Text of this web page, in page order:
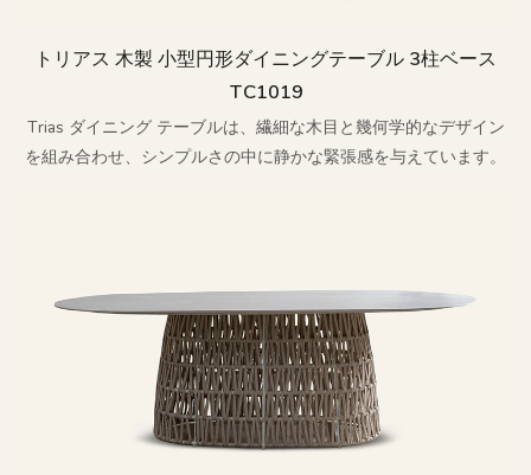
トリアス 木製 小型円形ダイニングテーブル 3柱ベース
TC1019
Trias ダイニング テーブルは、繊細な木目と幾何学的なデザイン
を組み合わせ、シンプルさの中に静かな緊張感を与えています。